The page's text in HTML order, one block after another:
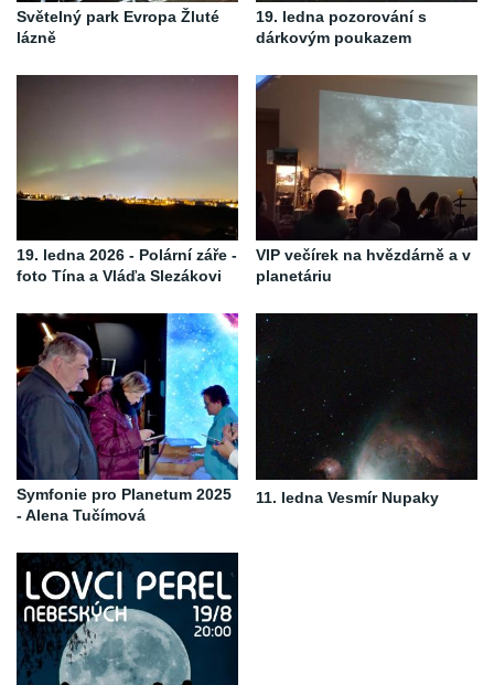
Světelný park Evropa Žluté
lázně
19. ledna pozorování s
dárkovým poukazem
19. ledna 2026 - Polární záře -
foto Tína a Vláďa Slezákovi
VIP večírek na hvězdárně a v
planetáriu
Symfonie pro Planetum 2025
- Alena Tučímová
11. ledna Vesmír Nupaky